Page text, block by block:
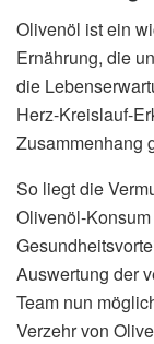
Olivenöl ist ein
Ernährung, die
die
Herz-Kreislauf-
Zusammenhang
So liegt die
Olivenöl-
Auswertung der
Team nun
Verzehr von